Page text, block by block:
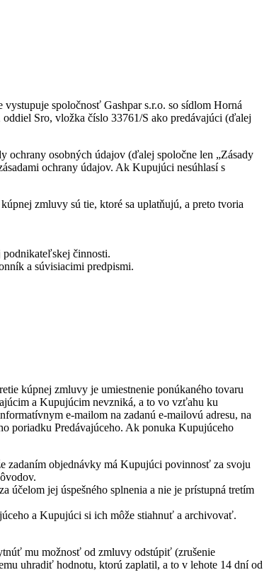
spoločnosť Gashpar s.r.o. so sídlom Horná
Sro, vložka číslo 33761/S ako predávajúci (ďalej
ochrany osobných údajov (ďalej spoločne len „Zásady
ochrany údajov. Ak Kupujúci nesúhlasí s
zmluvy sú tie, ktoré sa uplatňujú, a preto tvoria
podnikateľskej činnosti.
a súvisiacimi predpismi.
kúpnej zmluvy je umiestnenie ponúkaného tovaru
a Kupujúcim nevzniká, a to vo vzťahu ku
e-mailom na zadanú e-mailovú adresu, na
poriadku Predávajúceho. Ak ponuka Kupujúceho
zadaním objednávky má Kupujúci povinnosť za svoju
účelom jej úspešného splnenia a nie je prístupná tretím
a Kupujúci si ich môže stiahnuť a archivovať.
mu možnosť od zmluvy odstúpiť (zrušenie
uhradiť hodnotu, ktorú zaplatil, a to v lehote 14 dní od